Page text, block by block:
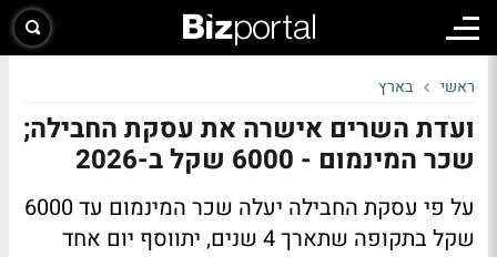
ראשי בארץ
ועדת השרים אישרה את עסקת החבילה;
שכר המינמום - 6000 שקל ב-2026
על פי עסקת החבילה יעלה שכר המינמום עד 6000
שקל בתקופה שתארך 4 שנים, יתווסף יום אחד